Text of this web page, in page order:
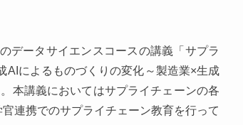
データサイエンスコースの講義「サプラ
AIによるものづくりの変化～製造業×生成
本講義においてはサプライチェーンの各
連携でのサプライチェーン教育を行って